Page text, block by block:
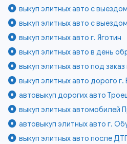
выкуп элитных авто с
выкуп элитных авто с
выкуп элитных авто г. Яготин
выкуп элитных авто в день
выкуп элитных авто под заказ
выкуп элитных авто дорого г.
автовыкуп дорогих авто
выкуп элитных автомобилей
автовыкуп элитных авто г.
выкуп элитных авто после